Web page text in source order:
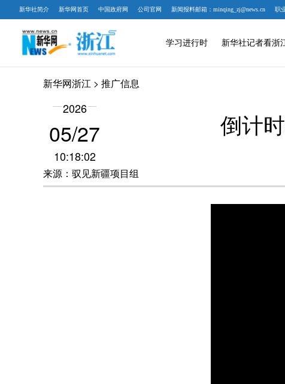
新华社简介 新华网首页 中国政府网 公司官网 新闻报料邮箱：minqing_zj@news.cn 职
学习进行时 新华社记者看浙
新华网浙江 > 推广信息
2026
05/27
10:18:02
来源：驭见新疆项目组
倒计